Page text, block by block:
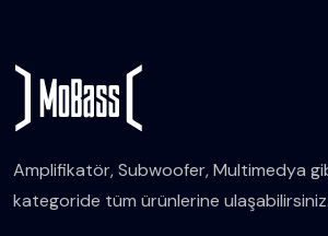
Amplifikatör, Subwoofer, Multimedya
kategoride tüm ürünlerine ulaşabilirsiniz.